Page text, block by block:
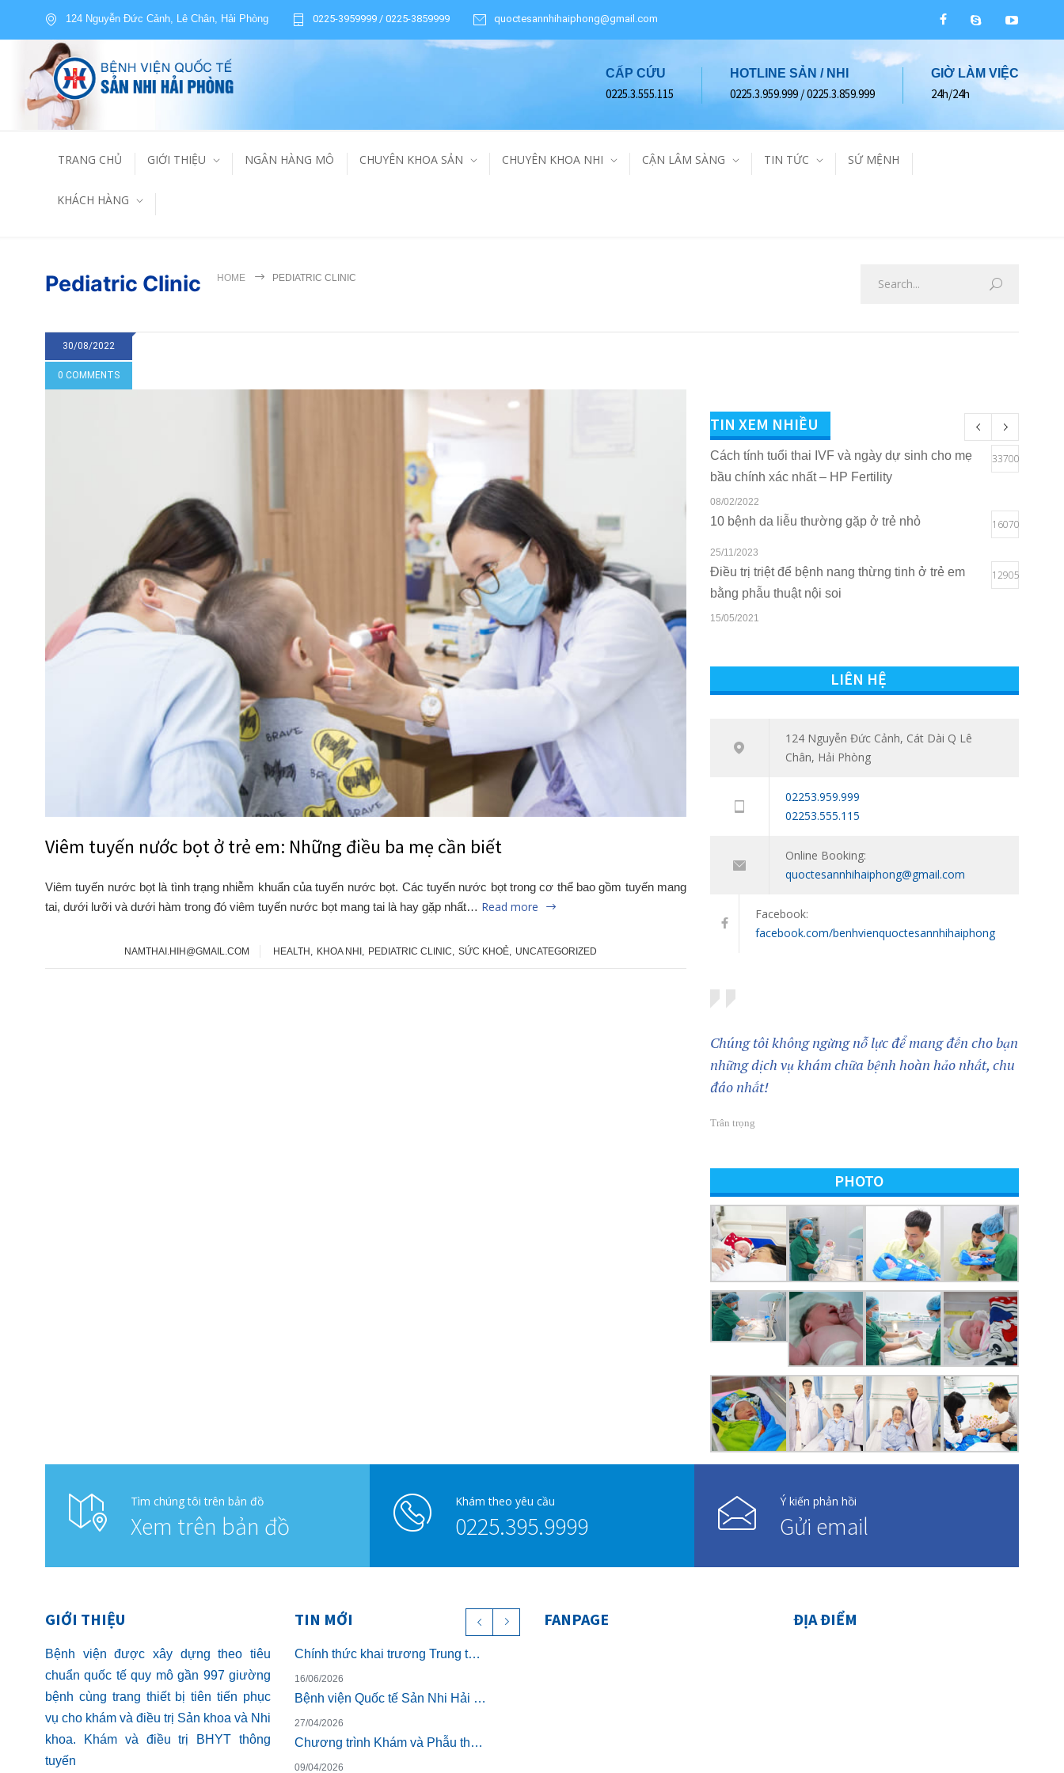
124 Nguyễn Đức Cảnh, Lê Chân, Hải Phòng 0225-3959999 / 0225-3859999 quoctesannhihaiphong@gmail.com
CẤP CỨU
0225.3.555.115
HOTLINE SẢN / NHI
0225.3.959.999 / 0225.3.859.999
GIỜ LÀM VIỆC
24h/24h
TRANG CHỦ GIỚI THIỆU NGÂN HÀNG MÔ CHUYÊN KHOA SẢN CHUYÊN KHOA NHI CẬN LÂM SÀNG TIN TỨC SỨ MỆNH
KHÁCH HÀNG
Pediatric Clinic HOME PEDIATRIC CLINIC
30/08/2022
0 COMMENTS
Viêm tuyến nước bọt ở trẻ em: Những điều ba mẹ cần biết
Viêm tuyến nước bọt là tình trạng nhiễm khuẩn của tuyến nước bọt. Các tuyến nước bọt trong cơ thể bao gồm tuyến mang
tai, dưới lưỡi và dưới hàm trong đó viêm tuyến nước bọt mang tai là hay gặp nhất… Read more
NAMTHAI.HIH@GMAIL.COM HEALTH KHOA NHI PEDIATRIC CLINIC SỨC KHOẺ UNCATEGORIZED
TIN XEM NHIỀU
Cách tính tuổi thai IVF và ngày dự sinh cho mẹ
bầu chính xác nhất – HP Fertility
33700
08/02/2022
10 bệnh da liễu thường gặp ở trẻ nhỏ 16070
25/11/2023
Điều trị triệt để bệnh nang thừng tinh ở trẻ em
bằng phẫu thuật nội soi
12905
15/05/2021
khó khăn tâm lý
LIÊN HỆ
124 Nguyễn Đức Cảnh, Cát Dài Q Lê
Chân, Hải Phòng
02253.959.999
02253.555.115
Online Booking:
quoctesannhihaiphong@gmail.com
Facebook:
facebook.com/benhvienquoctesannhihaiphong
Chúng tôi không ngừng nỗ lực để mang đến cho bạn
những dịch vụ khám chữa bệnh hoàn hảo nhất, chu
đáo nhất!
Trân trọng
PHOTO
Tìm chúng tôi trên bản đồ
Xem trên bản đồ
Khám theo yêu cầu
0225.395.9999
Ý kiến phản hồi
Gửi email
GIỚI THIỆU
Bệnh viện được xây dựng theo tiêu
chuẩn quốc tế quy mô gần 997 giường
bệnh cùng trang thiết bị tiên tiến phục
vụ cho khám và điều trị Sản khoa và Nhi
khoa. Khám và điều trị BHYT thông
tuyến
TIN MỚI
Chính thức khai trương Trung tâm Nghỉ dưỡng ở cữ cao cấp The Nest – Luxury Postpartum & Retreat
16/06/2026
Bệnh viện Quốc tế Sản Nhi Hải Phòng chính thức triển khai khám sức khỏe theo Thông tư 32/2023/TT-BYT
27/04/2026
Chương trình Khám và Phẫu thuật nhân đạo cho trẻ bị dị tật khe hở môi miễn phí
09/04/2026
FANPAGE ĐỊA ĐIỂM